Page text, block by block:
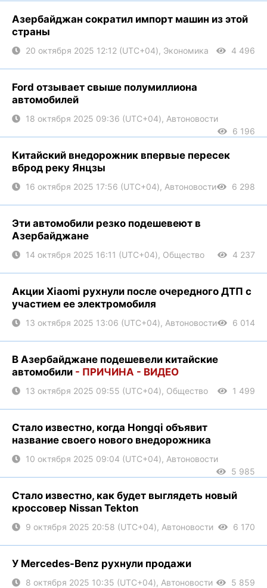
Азербайджан сократил импорт машин из этой
страны
20 октября 2025 12:12 (UTC+04), Экономика 4 496
Ford отзывает свыше полумиллиона
автомобилей
18 октября 2025 09:36 (UTC+04), Автоновости
6 196
Китайский внедорожник впервые пересек
вброд реку Янцзы
16 октября 2025 17:56 (UTC+04), Автоновости 6 298
Эти автомобили резко подешевеют в
Азербайджане
14 октября 2025 16:11 (UTC+04), Общество 4 237
Акции Xiaomi рухнули после очередного ДТП с
участием ее электромобиля
13 октября 2025 13:06 (UTC+04), Автоновости 6 014
В Азербайджане подешевели китайские
автомобили - ПРИЧИНА - ВИДЕО
13 октября 2025 09:55 (UTC+04), Общество 1 499
Стало известно, когда Hongqi объявит
название своего нового внедорожника
10 октября 2025 09:04 (UTC+04), Автоновости
5 985
Стало известно, как будет выглядеть новый
кроссовер Nissan Tekton
9 октября 2025 20:58 (UTC+04), Автоновости 6 170
У Mercedes-Benz рухнули продажи
8 октября 2025 10:35 (UTC+04), Автоновости 5 859